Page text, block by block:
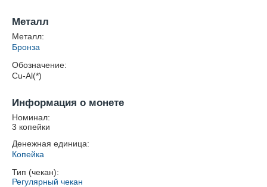
Металл
Металл:
Бронза
Обозначение:
Cu-Al(*)
Информация о монете
Номинал:
3 копейки
Денежная единица:
Копейка
Тип (чекан):
Регулярный чекан